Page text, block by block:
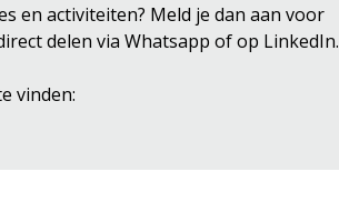
en activiteiten? Meld je dan aan voor
delen via Whatsapp of op LinkedIn.
vinden: